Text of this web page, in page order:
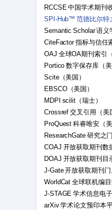
RCCSE 中国学术期刊
SPI-Hub™ 范德比尔特
Semantic Scholar 语义
CiteFactor 指标与信任
OAJ 全球OA期刊索引
Portico 数字保存库（美
Scite（美国）
EBSCO（美国）
MDPI scilit（瑞士）
Crossref 交叉引用（美
ProQuest 科睿唯安（美
ResearchGate 研究之
COAJ 开放获取期刊数
DOAJ 开放获取期刊目
J-Gate 开放获取期刊门
WorldCat 全球联机编目
J-STAGE 学术信息电
arXiv 学术论文预印本